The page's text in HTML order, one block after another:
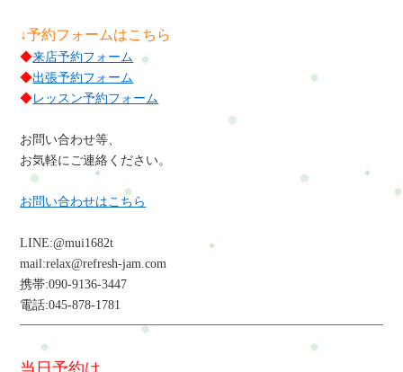
↓予約フォームはこちら
◆来店予約フォーム
◆出張予約フォーム
◆レッスン予約フォーム
お問い合わせ等、
お気軽にご連絡ください。
お問い合わせはこちら
LINE:@mui1682t
mail:relax@refresh-jam.com
携帯:090-9136-3447
電話:045-878-1781